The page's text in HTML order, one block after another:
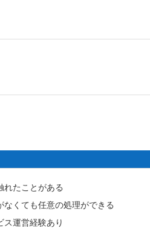
れたことがある
なくても任意の処理ができる
ス運営経験あり